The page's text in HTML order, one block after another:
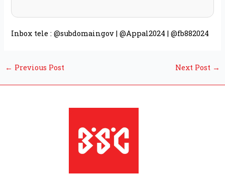
Inbox tele : @subdomaingov | @Appal2024 | @fb882024
← Previous Post Next Post →